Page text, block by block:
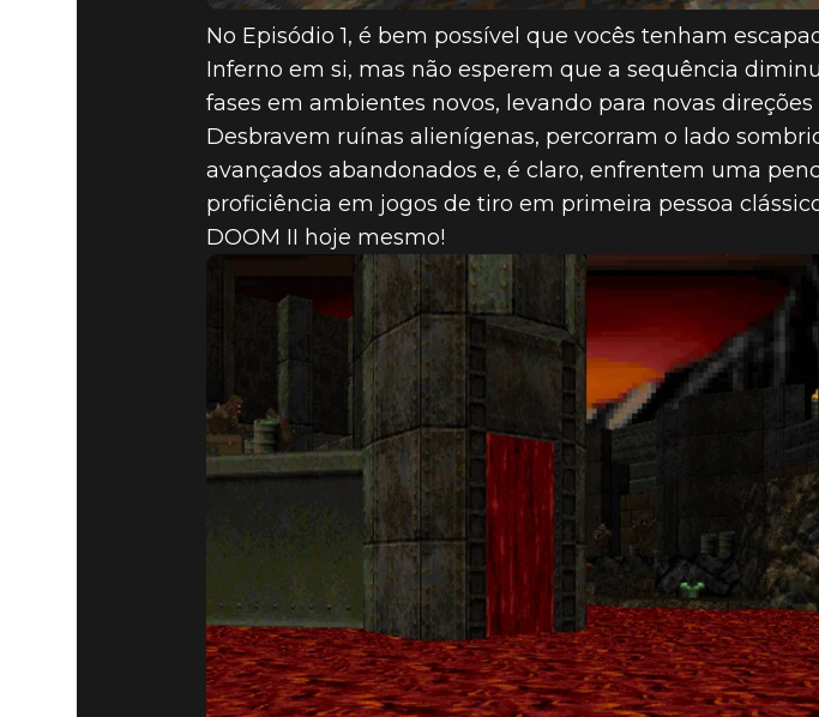
No Episódio 1, é bem possível que vocês tenham
Inferno em si, mas não esperem que a sequência
fases em ambientes novos, levando para novas direções
Desbravem ruínas alienígenas, percorram o lado
avançados abandonados e, é claro, enfrentem uma
proficiência em jogos de tiro em primeira pessoa
DOOM II hoje mesmo!